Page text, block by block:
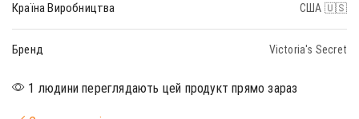
Країна Виробництва США 🇺🇸
Бренд Victoria's Secret
1 людини переглядають цей продукт прямо зараз